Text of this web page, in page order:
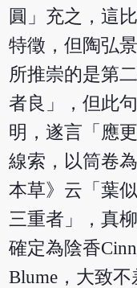
圓」充之，這
特徵，但陶弘
所推崇的是第
者良」，但此
明，遂言「應
線索，以筒卷
本草》云「葉
三重者」，真
確定為陰香
Blume，大致